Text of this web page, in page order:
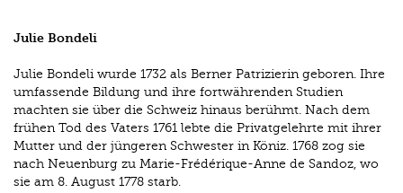
Julie Bondeli
Julie Bondeli wurde 1732 als Berner Patrizierin geboren. Ihre
umfassende Bildung und ihre fortwährenden Studien
machten sie über die Schweiz hinaus berühmt. Nach dem
frühen Tod des Vaters 1761 lebte die Privatgelehrte mit ihrer
Mutter und der jüngeren Schwester in Köniz. 1768 zog sie
nach Neuenburg zu Marie-Frédérique-Anne de Sandoz, wo
sie am 8. August 1778 starb.